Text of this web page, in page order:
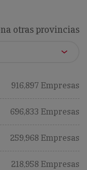
otras provincias
916,897 Empresas
696,833 Empresas
259,968 Empresas
218,958 Empresas